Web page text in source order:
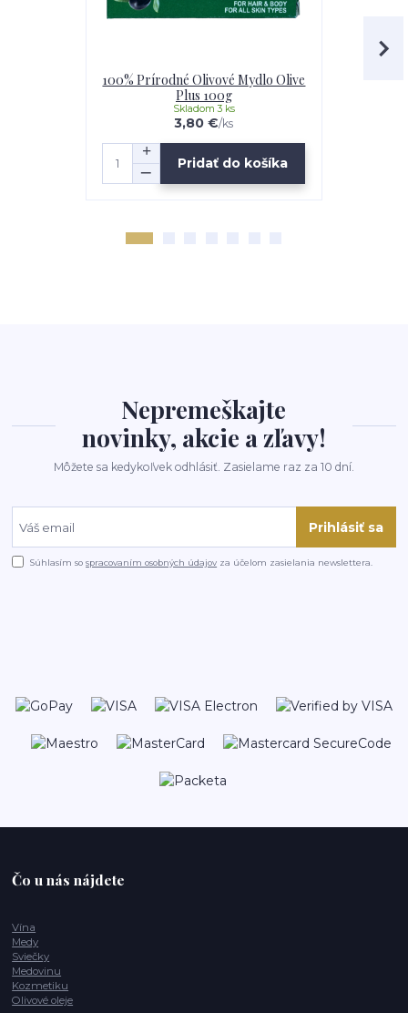
100% Prírodné Olivové Mydlo Olive
Plus 100g
3,80 €/ks
Skladom 3 ks
Pridať do košíka
Nepremeškajte
novinky, akcie a zľavy!
Môžete sa kedykoľvek odhlásiť. Zasielame raz za 10 dní.
Prihlásiť sa
Súhlasím sospracovaním osobných údajov za účelom zasielania newslettera.
Čo u nás nájdete
Vína
Medy
Sviečky
Medovinu
Kozmetiku
Olivové oleje